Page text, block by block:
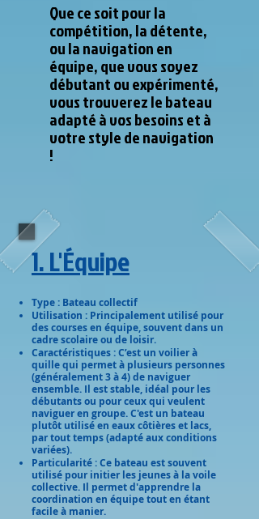
Que ce soit pour la
compétition, la détente,
ou la navigation en
équipe, que vous soyez
débutant ou expérimenté,
vous trouverez le bateau
adapté à vos besoins et à
votre style de navigation
!
1. L'Équipe
Type : Bateau collectif
Utilisation : Principalement utilisé pour
des courses en équipe, souvent dans un
cadre scolaire ou de loisir.
Caractéristiques : C’est un voilier à
quille qui permet à plusieurs personnes
(généralement 3 à 4) de naviguer
ensemble. Il est stable, idéal pour les
débutants ou pour ceux qui veulent
naviguer en groupe. C'est un bateau
plutôt utilisé en eaux côtières et lacs,
par tout temps (adapté aux conditions
variées).
Particularité : Ce bateau est souvent
utilisé pour initier les jeunes à la voile
collective. Il permet d'apprendre la
coordination en équipe tout en étant
facile à manier.